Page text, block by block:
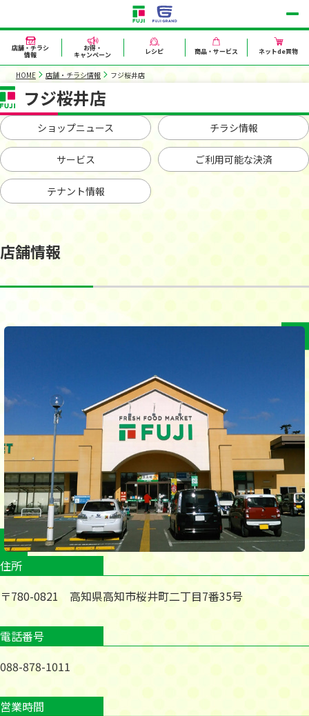
店舗・チラシ
情報
お得・
キャンペーン レシピ 商品・サービス ネットde買物
HOME 店舗・チラシ情報 フジ桜井店
フジ桜井店
ショップニュース チラシ情報
サービス ご利用可能な決済
テナント情報
店舗情報
住所
〒780-0821 高知県高知市桜井町二丁目7番35号
電話番号
088-878-1011
営業時間